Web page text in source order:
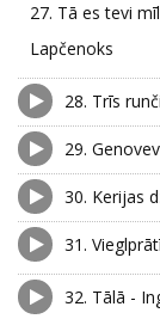
27. Tā es tevi
Lapčenoks
28. Trīs
29.
30. Kerijas
31.
32. Tālā -